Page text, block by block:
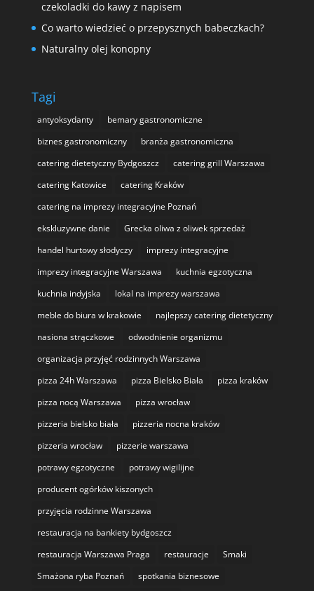
czekoladki do kawy z napisem
Co warto wiedzieć o przepysznych babeczkach?
Naturalny olej konopny
Tagi
antyoksydanty
bemary gastronomiczne
biznes gastronomiczny
branża gastronomiczna
catering dietetyczny Bydgoszcz
catering grill Warszawa
catering Katowice
catering Kraków
catering na imprezy integracyjne Poznań
ekskluzywne danie
Grecka oliwa z oliwek sprzedaż
handel hurtowy słodyczy
imprezy integracyjne
imprezy integracyjne Warszawa
kuchnia egzotyczna
kuchnia indyjska
lokal na imprezy warszawa
meble do biura w krakowie
najlepszy catering dietetyczny
nasiona strączkowe
odwodnienie organizmu
organizacja przyjęć rodzinnych Warszawa
pizza 24h Warszawa
pizza Bielsko Biała
pizza kraków
pizza nocą Warszawa
pizza wrocław
pizzeria bielsko biała
pizzeria nocna kraków
pizzeria wrocław
pizzerie warszawa
potrawy egzotyczne
potrawy wigilijne
producent ogórków kiszonych
przyjęcia rodzinne Warszawa
restauracja na bankiety bydgoszcz
restauracja Warszawa Praga
restauracje
Smaki
Smażona ryba Poznań
spotkania biznesowe